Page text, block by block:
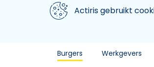
Aller au contenu principal
We gebruiken cookiesActiris gebruikt
Burgers Werkgevers